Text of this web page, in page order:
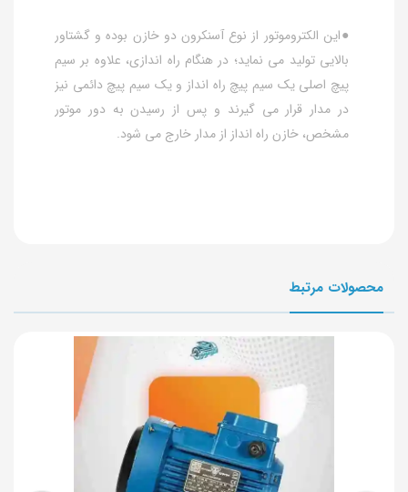
●این الکتروموتور از نوع آسنکرون دو خازن بوده و گشتاور
بالایی تولید می نماید؛ در هنگام راه اندازی، علاوه بر سیم
پیچ اصلی یک سیم پیچ راه انداز و یک سیم پیچ دائمی نیز
در مدار قرار می گیرند و پس از رسیدن به دور موتور
مشخص، خازن راه انداز از مدار خارج می شود.
محصولات مرتبط